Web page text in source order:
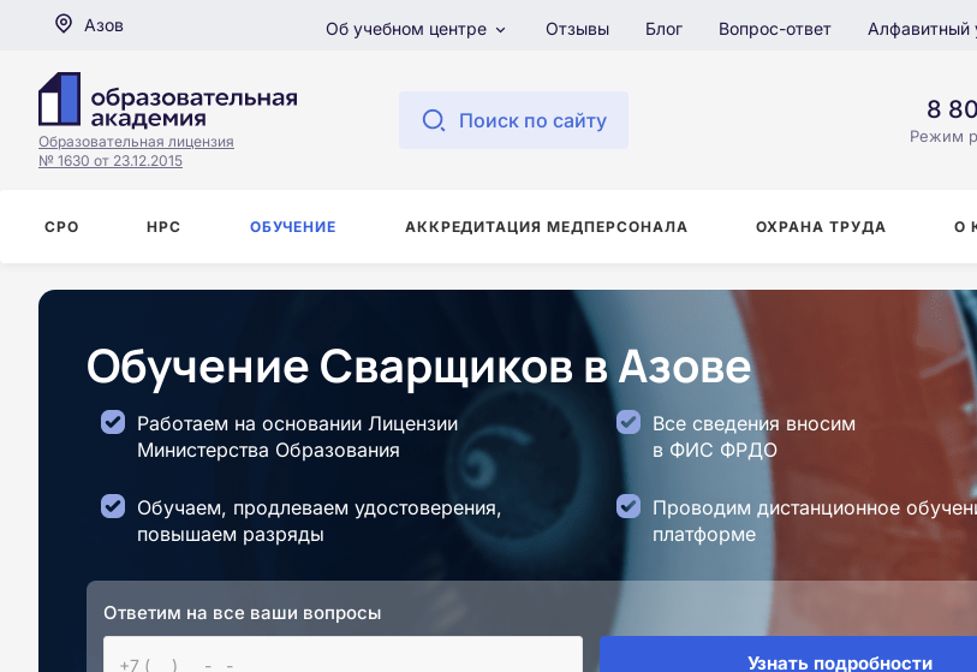
Азов Об учебном центре Отзывы Блог Вопрос-ответ Алфавитный
Образовательная лицензия
№ 1630 от 23.12.2015
Поиск по сайту 8
Режим
СРО НРС ОБУЧЕНИЕ АККРЕДИТАЦИЯ МЕДПЕРСОНАЛА ОХРАНА ТРУДА О
Обучение Сварщиков в Азове
Работаем на основании Лицензии
Министерства Образования
Все сведения вносим
в ФИС ФРДО
Обучаем, продлеваем удостоверения,
повышаем разряды
Проводим дистанционное
платформе
Ответим на все ваши вопросы
Узнать подробности